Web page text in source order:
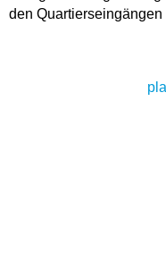
den Quartierseingängen